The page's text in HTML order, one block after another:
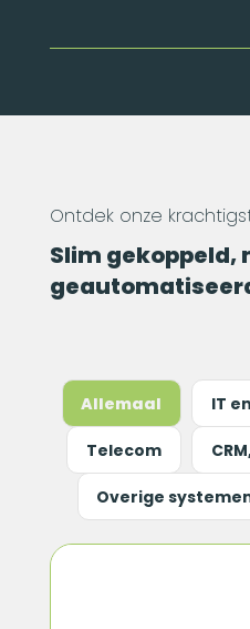
Ontdek onze
Slim gekoppeld,
Allemaal IT
Telecom
Overige